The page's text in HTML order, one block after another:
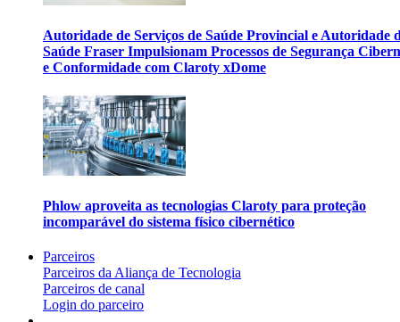
Autoridade de Serviços de Saúde Provincial e Autoridade
Saúde Fraser Impulsionam Processos de Segurança
e Conformidade com Claroty xDome
Phlow aproveita as tecnologias Claroty para proteção
incomparável do sistema físico cibernético
Parceiros
Parceiros da Aliança de Tecnologia
Parceiros de canal
Login do parceiro